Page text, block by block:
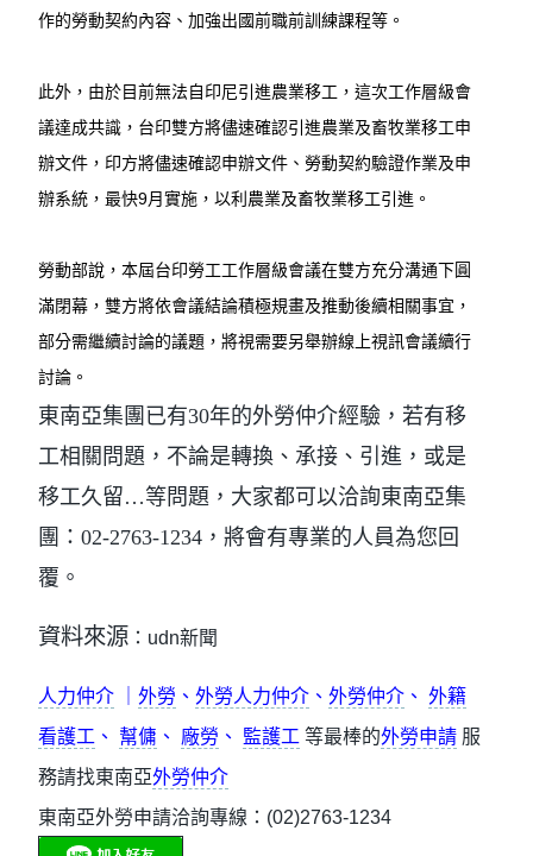
作的勞動契約內容、加強出國前職前訓練課程等。
此外，由於目前無法自印尼引進農業移工，這次工作層級會
議達成共識，台印雙方將儘速確認引進農業及畜牧業移工申
辦文件，印方將儘速確認申辦文件、勞動契約驗證作業及申
辦系統，最快9月實施，以利農業及畜牧業移工引進。
勞動部說，本屆台印勞工工作層級會議在雙方充分溝通下圓
滿閉幕，雙方將依會議結論積極規畫及推動後續相關事宜，
部分需繼續討論的議題，將視需要另舉辦線上視訊會議續行
討論。
東南亞集團已有30年的外勞仲介經驗，若有移
工相關問題，不論是轉換、承接、引進，或是
移工久留…等問題，大家都可以洽詢東南亞集
團：02-2763-1234，將會有專業的人員為您回
覆。
資料來源 ： udn新聞
人力仲介 ｜外勞 、外勞人力仲介 、外勞仲介 、外籍
看護工 、 幫傭 、 廠勞 、 監護工 等最棒的外勞申請 服
務請找東南亞外勞仲介
東南亞外勞申請洽詢專線：(02)2763-1234